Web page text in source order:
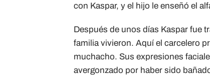
con Kaspar, y el hijo le enseñó el
Después de unos días Kaspar fue
familia vivieron. Aquí el carcelero
muchacho. Sus expresiones
avergonzado por haber sido